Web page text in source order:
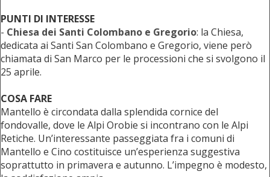
PUNTI DI INTERESSE
- Chiesa dei Santi Colombano e Gregorio: la Chiesa,
dedicata ai Santi San Colombano e Gregorio, viene però
chiamata di San Marco per le processioni che si svolgono il
25 aprile.
COSA FARE
Mantello è circondata dalla splendida cornice del
fondovalle, dove le Alpi Orobie si incontrano con le Alpi
Retiche. Un’interessante passeggiata fra i comuni di
Mantello e Cino costituisce un’esperienza suggestiva
soprattutto in primavera e autunno. L’impegno è modesto,